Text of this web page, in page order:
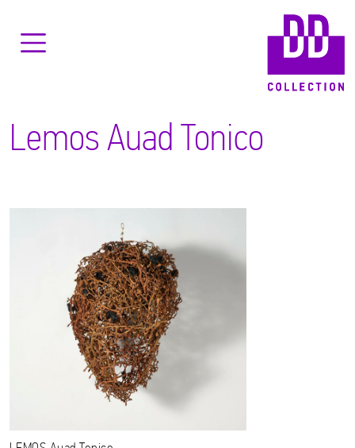
Lemos Auad Tonico